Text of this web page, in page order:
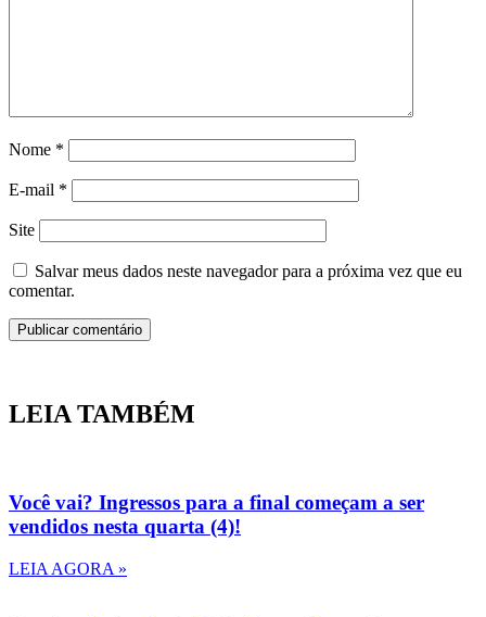
Nome *
E-mail *
Site
Salvar meus dados neste navegador para a próxima vez que eu
comentar.
LEIA TAMBÉM
Você vai? Ingressos para a final começam a ser
vendidos nesta quarta (4)!
LEIA AGORA »